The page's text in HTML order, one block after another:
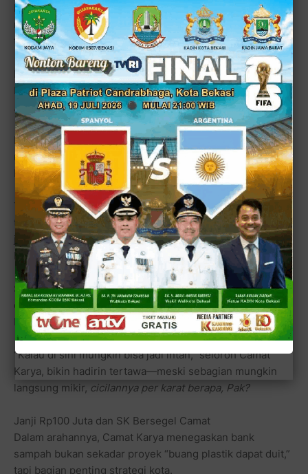
kasih sebesar-besarnya. Kunjungan Pak Camat jadi
motivasi besar untuk kami,” ujarnya, disambut tepuk
tangan yang lebih meriah daripada arisan RT.
BSU Kemuning, kata Kosasih, bukan sekadar wadah
buang botol plastik. Warga RW 13 rutin menyetor sampah
nonorganiksetiap Selasa di minggu kedua.
Bulan depan, jatuh pada 14 Oktober. “Antusias warga
meningkat. Berat dan nilai sampah naik signifikan tiap
bulan,” ujarnya, seolah sedang memaparkan grafik APBD.
Targetnya mulia: 100 persen warga RW 13 ikut serta,
termasuk sekolah, rumah ibadah, UMKM, bahkan minyak
jelantah pun tak luput. “Dengan begitu, wilayah kami
bebas dari sampah,” katanya.
Selain cuan, bank sampah ini juga jadi sumber sedekah
dan program sosial Jumat Berkah. Di tempat lain, ada
bank sampah yang hasilnya ditabung emas.
“Kalau di sini mungkin bisa jadi intan,” seloroh Camat
Karya, bikin hadirin tertawa—meski sebagian mungkin
langsung mikir, cicilannya per karat berapa, Pak?
Janji Rp100 Juta dan SK Bersegel Camat
Dalam arahannya, Camat Karya menegaskan bank
sampah bukan sekadar proyek “buang plastik dapat duit,”
tapi bagian penting strategi kota.